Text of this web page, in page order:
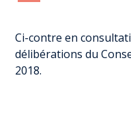
Ci-contre en
délibérations du
2018.